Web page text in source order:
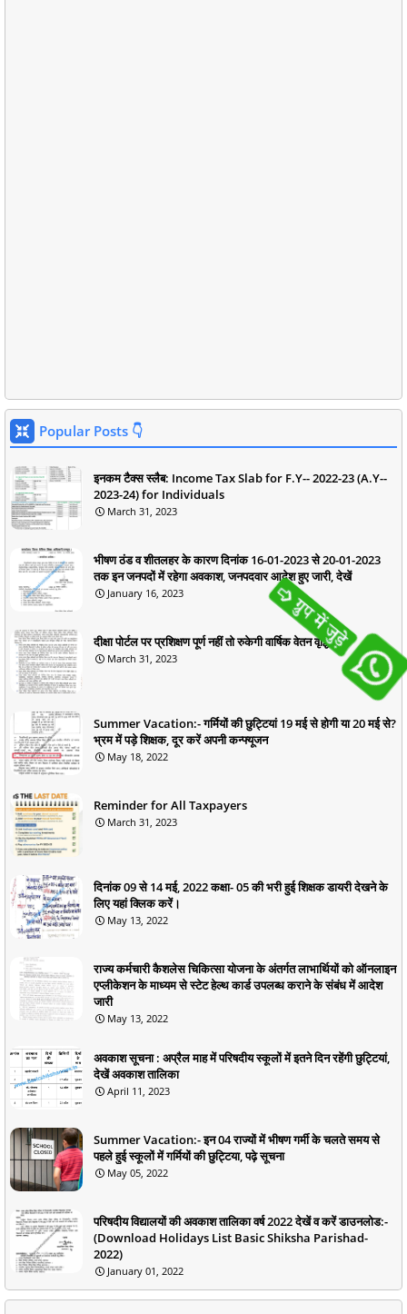
Popular Posts 👇
इनकम टैक्स स्लैब: Income Tax Slab for F.Y-- 2022-23 (A.Y--
2023-24) for Individuals
March 31, 2023
भीषण ठंड व शीतलहर के कारण दिनांक 16-01-2023 से 20-01-2023
तक इन जनपदों में रहेगा अवकाश, जनपदवार आदेश हुए जारी, देखें
January 16, 2023
दीक्षा पोर्टल पर प्रशिक्षण पूर्ण नहीं तो रुकेगी वार्षिक वेतन वृद्धि
March 31, 2023
Summer Vacation:- गर्मियों की छुट्टियां 19 मई से होगी या 20 मई से?
भ्रम में पड़े शिक्षक, दूर करें अपनी कन्फ्यूजन
May 18, 2022
Reminder for All Taxpayers
March 31, 2023
दिनांक 09 से 14 मई, 2022 कक्षा- 05 की भरी हुई शिक्षक डायरी देखने के
लिए यहां क्लिक करें।
May 13, 2022
राज्य कर्मचारी कैशलेस चिकित्सा योजना के अंतर्गत लाभार्थियों को ऑनलाइन
एप्लीकेशन के माध्यम से स्टेट हेल्थ कार्ड उपलब्ध कराने के संबंध में आदेश
जारी
May 13, 2022
अवकाश सूचना : अप्रैल माह में परिषदीय स्कूलों में इतने दिन रहेंगी छुट्टियां,
देखें अवकाश तालिका
April 11, 2023
Summer Vacation:- इन 04 राज्यों में भीषण गर्मी के चलते समय से
पहले हुई स्कूलों में गर्मियों की छुट्टिया, पढ़े सूचना
May 05, 2022
परिषदीय विद्यालयों की अवकाश तालिका वर्ष 2022 देखें व करें डाउनलोड:-
(Download Holidays List Basic Shiksha Parishad-
2022)
January 01, 2022